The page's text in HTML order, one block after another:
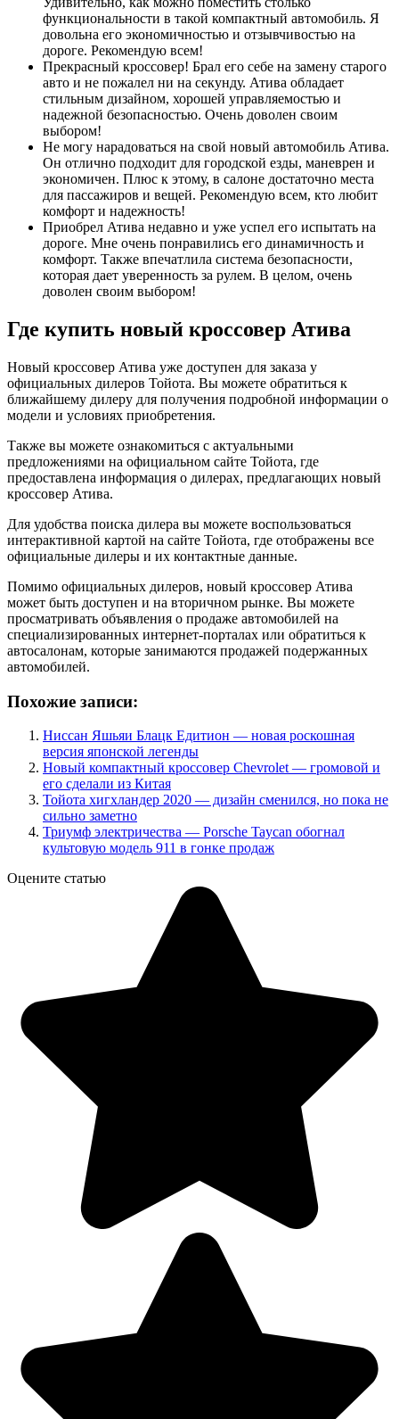
функциональности в такой компактный автомобиль. Я
довольна его экономичностью и отзывчивостью на
дороге. Рекомендую всем!
Прекрасный кроссовер! Брал его себе на замену старого
авто и не пожалел ни на секунду. Атива обладает
стильным дизайном, хорошей управляемостью и
надежной безопасностью. Очень доволен своим
выбором!
Не могу нарадоваться на свой новый автомобиль Атива.
Он отлично подходит для городской езды, маневрен и
экономичен. Плюс к этому, в салоне достаточно места
для пассажиров и вещей. Рекомендую всем, кто любит
комфорт и надежность!
Приобрел Атива недавно и уже успел его испытать на
дороге. Мне очень понравились его динамичность и
комфорт. Также впечатлила система безопасности,
которая дает уверенность за рулем. В целом, очень
доволен своим выбором!
Где купить новый кроссовер Атива
Новый кроссовер Атива уже доступен для заказа у
официальных дилеров Тойота. Вы можете обратиться к
ближайшему дилеру для получения подробной информации о
модели и условиях приобретения.
Также вы можете ознакомиться с актуальными
предложениями на официальном сайте Тойота, где
предоставлена информация о дилерах, предлагающих новый
кроссовер Атива.
Для удобства поиска дилера вы можете воспользоваться
интерактивной картой на сайте Тойота, где отображены все
официальные дилеры и их контактные данные.
Помимо официальных дилеров, новый кроссовер Атива
может быть доступен и на вторичном рынке. Вы можете
просматривать объявления о продаже автомобилей на
специализированных интернет-порталах или обратиться к
автосалонам, которые занимаются продажей подержанных
автомобилей.
Похожие записи:
Ниссан Яшьяи Блацк Едитион — новая роскошная
версия японской легенды
Новый компактный кроссовер Chevrolet — громовой и
его сделали из Китая
Тойота хигхландер 2020 — дизайн сменился, но пока не
сильно заметно
Триумф электричества — Porsche Taycan обогнал
культовую модель 911 в гонке продаж
Оцените статью